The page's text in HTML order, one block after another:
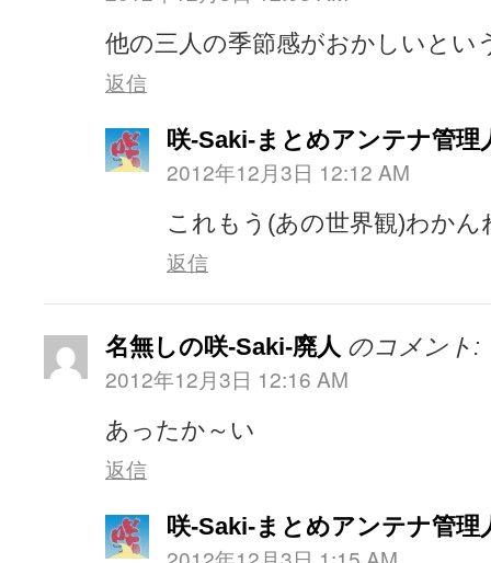
他の三人の季節感がおかしいとい
返信
咲-Saki-まとめアンテナ管理
2012年12月3日 12:12 AM
これもう(あの世界観)わかん
返信
名無しの咲-Saki-廃人 のコメント:
2012年12月3日 12:16 AM
あったか～い
返信
咲-Saki-まとめアンテナ管理